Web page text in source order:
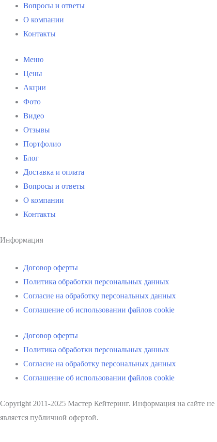
Вопросы и ответы
О компании
Контакты
Меню
Цены
Акции
Фото
Видео
Отзывы
Портфолио
Блог
Доставка и оплата
Вопросы и ответы
О компании
Контакты
Информация
Договор оферты
Политика обработки персональных данных
Согласие на обработку персональных данных
Соглашение об использовании файлов cookie
Договор оферты
Политика обработки персональных данных
Согласие на обработку персональных данных
Соглашение об использовании файлов cookie
Copyright 2011-2025 Мастер Кейтеринг. Информация на сайте не
является публичной офертой.